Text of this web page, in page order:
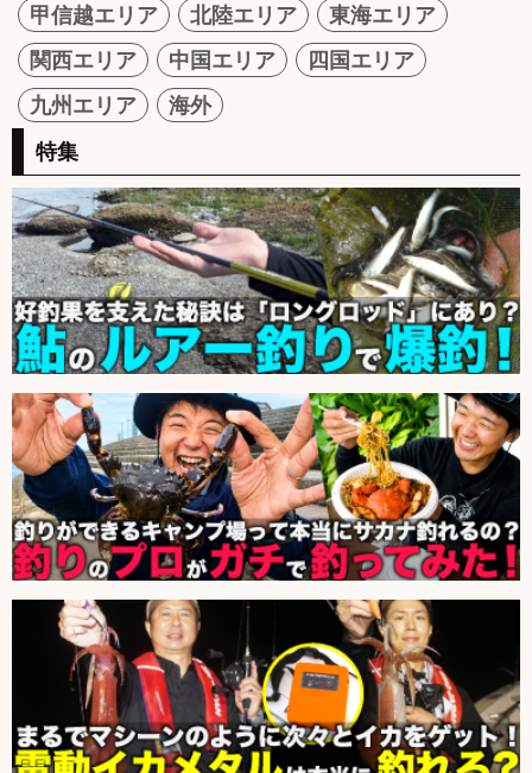
甲信越エリア
北陸エリア
東海エリア
関西エリア
中国エリア
四国エリア
九州エリア
海外
特集